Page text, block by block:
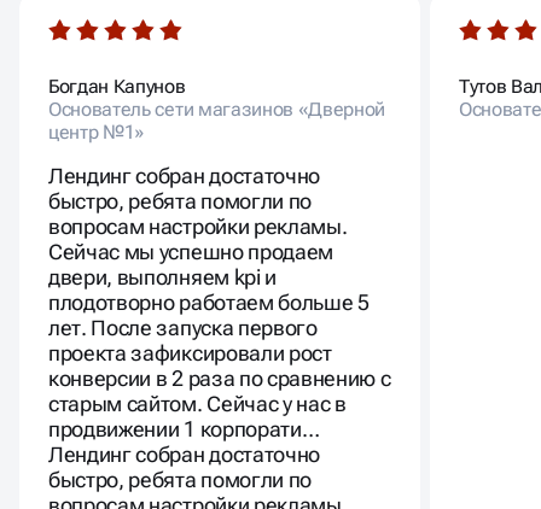
Основатель сети магазинов «Дверной
Лендинг собран достаточно
быстро, ребята помогли по
вопросам настройки рекламы.
Сейчас мы успешно продаем
двери, выполняем kpi и
плодотворно работаем больше 5
лет. После запуска первого
проекта зафиксировали рост
конверсии в 2 раза по сравнению с
старым сайтом. Сейчас у нас в
продвижении 1 корпорати…
Лендинг собран достаточно
быстро, ребята помогли по
вопросам настройки рекламы.
Сейчас мы успешно продаем
двери, выполняем kpi и
плодотворно работаем больше 5